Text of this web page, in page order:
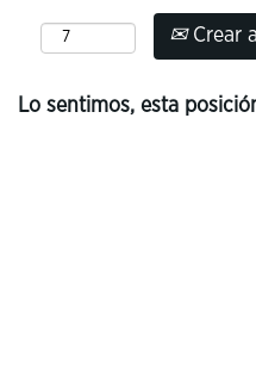
Crear
Lo sentimos, esta